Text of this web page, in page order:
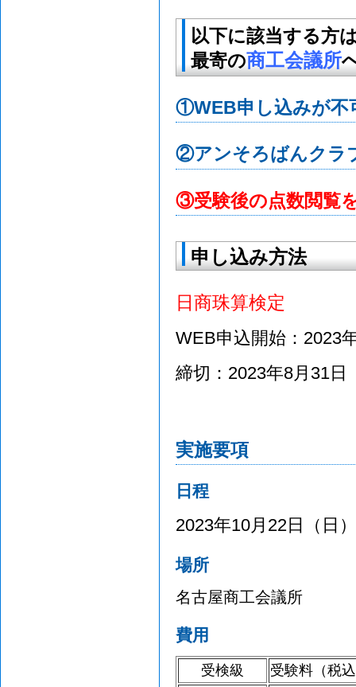
以下に該当する方
最寄の商工会議所
①WEB申し込みが不
②アンそろばんクラ
③受験後の点数閲覧
申し込み方法
日商珠算検定
WEB申込開始：2023
締切：2023年8月31日
実施要項
日程
2023年10月22日（日）
場所
名古屋商工会議所
費用
受検級 受験料（税